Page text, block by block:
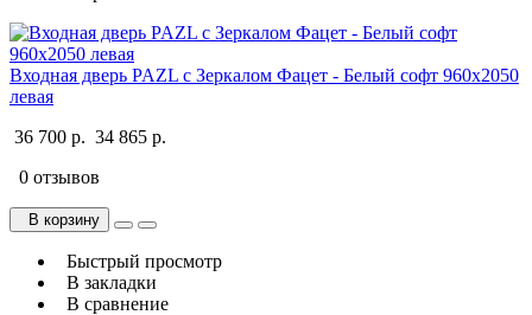
Входная дверь PAZL с Зеркалом Фацет - Белый софт 960х2050
левая
36 700 р. 34 865 р.
0 отзывов
В корзину
Быстрый просмотр
В закладки
В сравнение